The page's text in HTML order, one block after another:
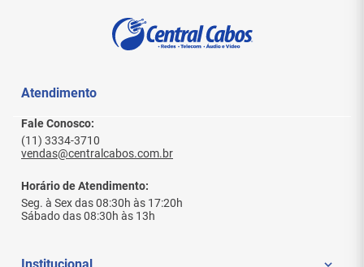
Atendimento
Fale Conosco:
(11) 3334-3710
vendas@centralcabos.com.br
Horário de Atendimento:
Seg. à Sex das 08:30h às 17:20h
Sábado das 08:30h às 13h